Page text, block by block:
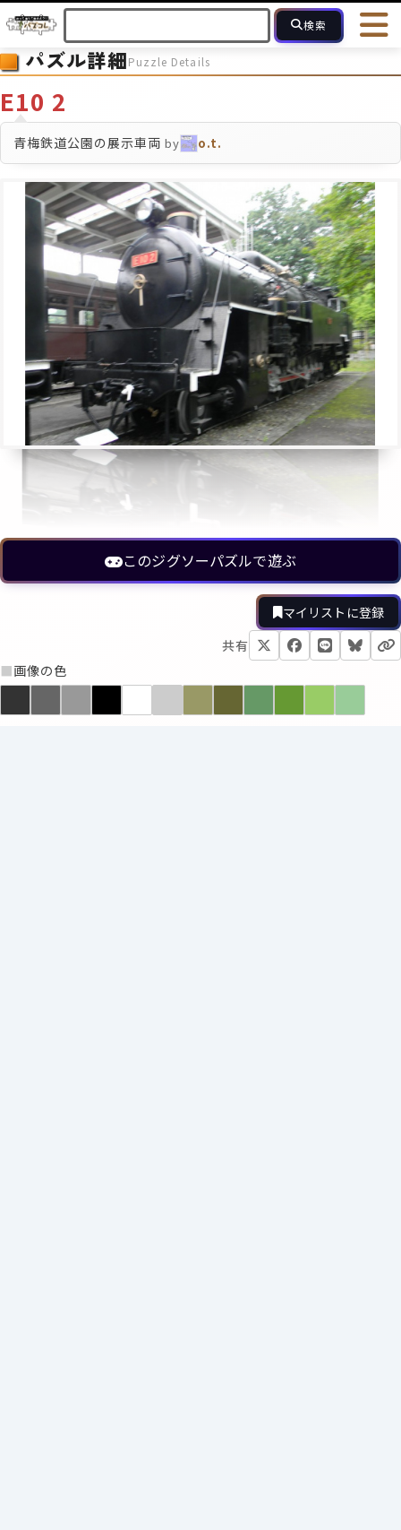
検索
HOME 会員登録
フォローしている人のパズル 人気のパズル 最近投稿され
モザイク モザイクのみ
パズル詳細Puzzle Details
E10 2
青梅鉄道公園の展示車両 by o.t.
このジグソーパズルで遊ぶ
マイリストに登録
共有
■画像の色